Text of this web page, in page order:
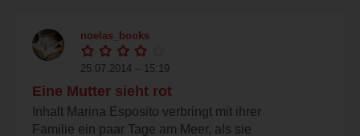
noelas_books
25.07.2014 – 15:19
Eine Mutter sieht rot
Inhalt Marina Esposito verbringt mit ihrer
Familie ein paar Tage am Meer, als sie